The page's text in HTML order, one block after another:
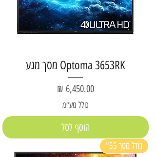
Optoma 3653RK מסך מגע
מחיר
כולל מע״מ
הוסף לסל
גודל מסך 55"